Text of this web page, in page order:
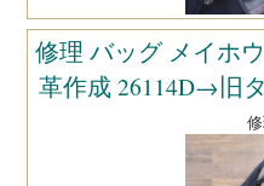
修理 バッグ メイホ
革作成 26114D→旧